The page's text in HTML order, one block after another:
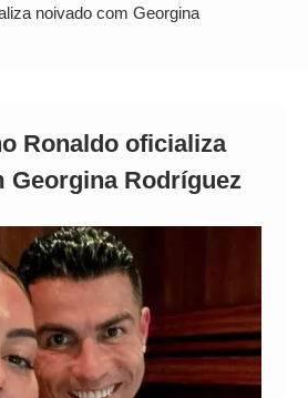
policial na Bahia prende 14
ligada a ‘Zói de Gato’, do
noivado com Georgina
Ronaldo oficializa
Georgina Rodríguez